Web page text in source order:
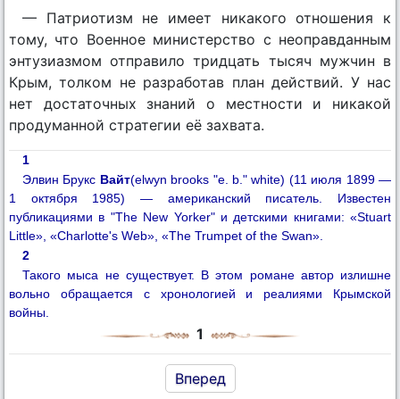
— Патриотизм не имеет никакого отношения к
тому, что Военное министерство с неоправданным
энтузиазмом отправило тридцать тысяч мужчин в
Крым, толком не разработав план действий. У нас
нет достаточных знаний о местности и никакой
продуманной стратегии её захвата.
1
Элвин Брукс Вайт(elwyn brooks "e. b." white) (11 июля 1899 —
1 октября 1985) — американский писатель. Известен
публикациями в "The New Yorker" и детскими книгами: «Stuart
Little», «Charlotte's Web», «The Trumpet of the Swan».
2
Такого мыса не существует. В этом романе автор излишне
вольно обращается с хронологией и реалиями Крымской
войны.
1
Вперед